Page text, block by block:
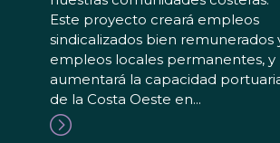
Este proyecto creará empleos
sindicalizados bien remunerados
empleos locales permanentes, y
aumentará la capacidad
de la Costa Oeste en...